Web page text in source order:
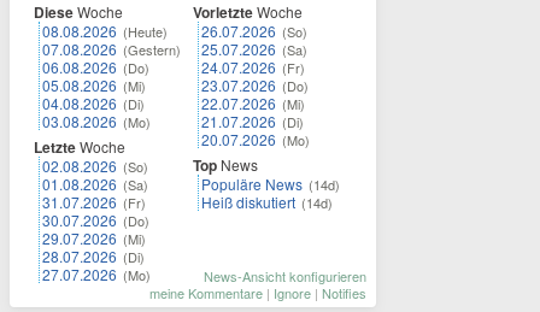
DieseWoche
08.08.2026 (Heute)
07.08.2026 (Gestern)
06.08.2026 (Do)
05.08.2026 (Mi)
04.08.2026 (Di)
03.08.2026 (Mo)
LetzteWoche
02.08.2026 (So)
01.08.2026 (Sa)
31.07.2026 (Fr)
30.07.2026 (Do)
29.07.2026 (Mi)
28.07.2026 (Di)
27.07.2026 (Mo)
VorletzteWoche
26.07.2026 (So)
25.07.2026 (Sa)
24.07.2026 (Fr)
23.07.2026 (Do)
22.07.2026 (Mi)
21.07.2026 (Di)
20.07.2026 (Mo)
Top News
Populäre News (14d)
Heiß diskutiert (14d)
News-Ansicht konfigurieren
meine Kommentare | Ignore | Notifies